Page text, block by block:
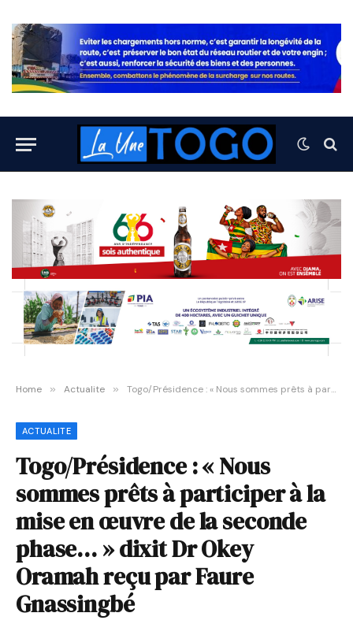
Home » Actualite » Togo/Présidence : « Nous sommes prêts à participer à la mise en œuvre de la seconde phase… » dixit Dr Okey Oramah reçu par Faure Gnassingbé
ACTUALITE
Togo/Présidence : « Nous
sommes prêts à participer à la
mise en œuvre de la seconde
phase… » dixit Dr Okey
Oramah reçu par Faure
Gnassingbé